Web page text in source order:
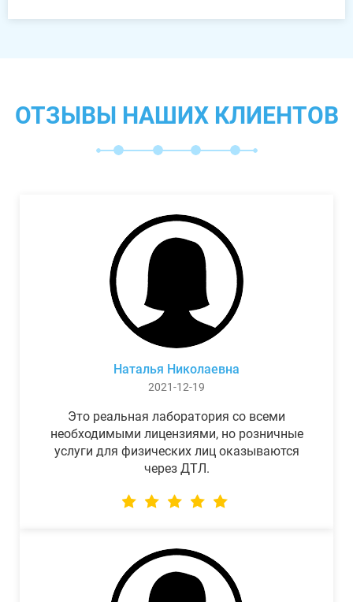
ОТЗЫВЫ НАШИХ КЛИЕНТОВ
Наталья Николаевна
2021-12-19
Это реальная лаборатория со всеми
необходимыми лицензиями, но розничные
услуги для физических лиц оказываются
через ДТЛ.